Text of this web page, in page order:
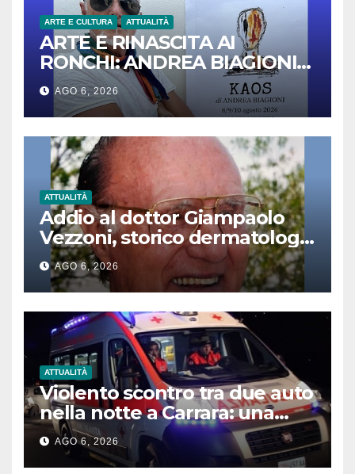
ARTE E CULTURA ATTUALITÀ
ARTE E RINASCITA AI
RONCHI: ANDREA BIAGIONI
PRESENTA LA MOSTRA
“KAOS”
AGO 6, 2026
ATTUALITÀ
Addio al dottor Giampaolo
Vezzoni, storico dermatologo
e pioniere del reparto Grandi
Ustionati
AGO 6, 2026
ATTUALITÀ
Violento scontro tra due auto
nella notte a Carrara: una
donna in gravi condizioni
AGO 6, 2026